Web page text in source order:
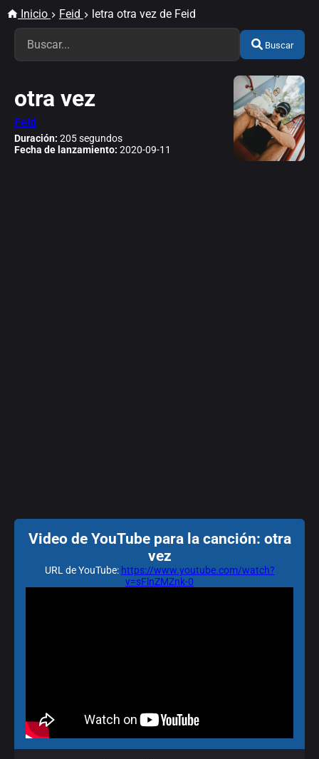
Inicio Feid letra otra vez de Feid
Buscar
otra vez
Feid
Duración: 205 segundos
Fecha de lanzamiento: 2020-09-11
Video de YouTube para la canción: otra
vez
URL de YouTube: https://www.youtube.com/watch?
v=sFlnZMZnk-0